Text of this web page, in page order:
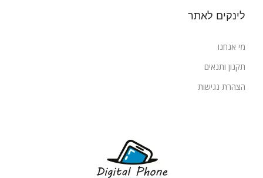
לינקים לאתר
מי אנחנו
תקנון ותנאים
הצהרת נגישות